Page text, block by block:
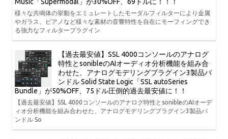
様々な共鳴体の挙動をエミュレートしたモーダルフィルターにより金属
やガラス、ピアノなど様々な素材の音響特性を自在にモーフィングでき
る強力なフィルタープラグイン
【過去最安値】SSL 4000コンソールのアナログ
特性とsonibleのAIオーディオ分析機能を組み合
わせた、アナログモデリングプラグイン3製品バ
ンドル Solid State Logic「SSL autoSeries
Bundle」が50%OFF、75ドル圧倒的過去最安値に！！
【過去最安値】SSL 4000コンソールのアナログ特性とsonibleのAIオーデ
ィオ分析機能を組み合わせた、アナログモデリングプラグイン3製品バ
ンドル So